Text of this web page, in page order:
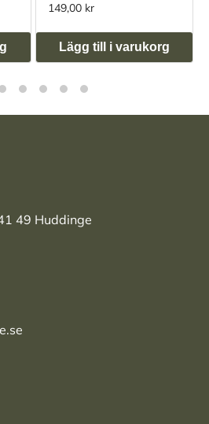
149,00 kr
Lägg till i varukorg
49 Huddinge